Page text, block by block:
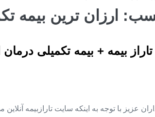
ارزان ترین بیمه
تاراز بیمه + بیمه تکمیلی
عزیز با توجه به اینکه سایت تارازبیمه